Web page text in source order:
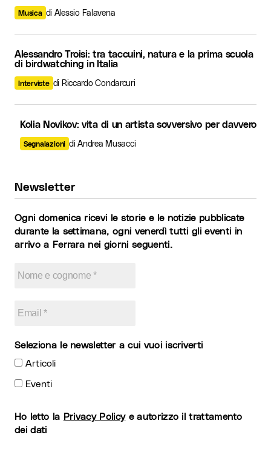
Musica di Alessio Falavena
Alessandro Troisi: tra taccuini, natura e la prima scuola
di birdwatching in Italia
Interviste di Riccardo Condarcuri
Kolia Novikov: vita di un artista sovversivo per davvero
Segnalazioni di Andrea Musacci
Newsletter
Ogni domenica ricevi le storie e le notizie pubblicate
durante la settimana, ogni venerdì tutti gli eventi in
arrivo a Ferrara nei giorni seguenti.
Seleziona le newsletter a cui vuoi iscriverti
Articoli
Eventi
Ho letto la Privacy Policye autorizzo il trattamento
dei dati